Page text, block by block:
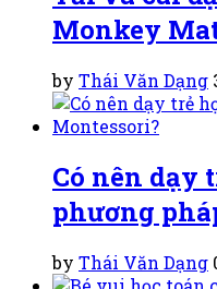
Monkey
by Thái Văn Dạng
Có nên dạy
phương
by Thái Văn Dạng